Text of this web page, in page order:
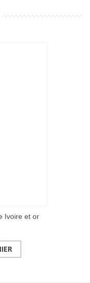
Ivoire et or